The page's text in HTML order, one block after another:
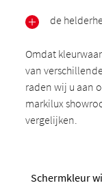
de
Omdat
van
raden wij u aan
markilux
vergelijken.
Schermkleur